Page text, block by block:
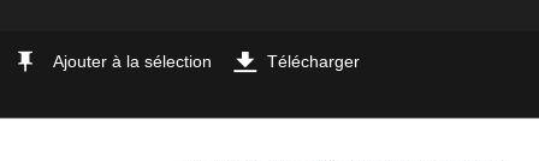
Ajouter à la sélection Télécharger